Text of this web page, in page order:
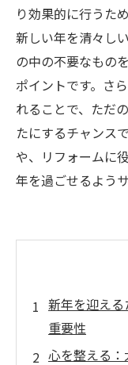
り効果的に行うた
新しい年を清々し
の中の不要なもの
ポイントです。さ
れることで、ただ
たにするチャンス
や、リフォームに
年を過ごせるよう
新年を迎え
重要性
心を整える